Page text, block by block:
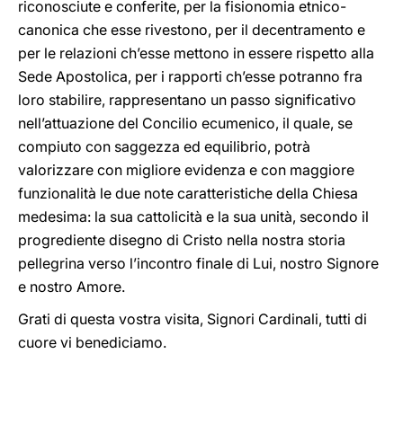
riconosciute e conferite, per la fisionomia etnico-
canonica che esse rivestono, per il decentramento e
per le relazioni ch’esse mettono in essere rispetto alla
Sede Apostolica, per i rapporti ch’esse potranno fra
loro stabilire, rappresentano un passo significativo
nell’attuazione del Concilio ecumenico, il quale, se
compiuto con saggezza ed equilibrio, potrà
valorizzare con migliore evidenza e con maggiore
funzionalità le due note caratteristiche della Chiesa
medesima: la sua cattolicità e la sua unità, secondo il
progrediente disegno di Cristo nella nostra storia
pellegrina verso l’incontro finale di Lui, nostro Signore
e nostro Amore.
Grati di questa vostra visita, Signori Cardinali, tutti di
cuore vi benediciamo.